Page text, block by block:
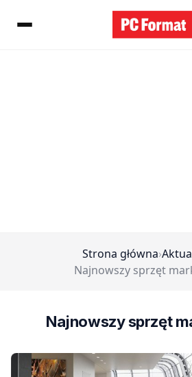
Strona główna›
Najnowszy sprzęt
Najnowszy sprzęt